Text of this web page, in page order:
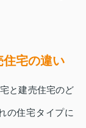
住宅の違い
と建売住宅のど
の住宅タイプに